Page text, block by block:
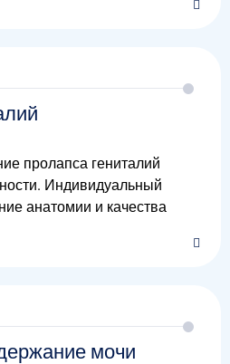
пролапса гениталий
Индивидуальный
анатомии и качества
мочи